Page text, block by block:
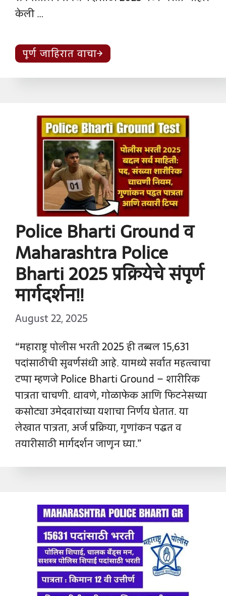
केली …
पूर्ण जाहिरात वाचा
Police Bharti Ground व
Maharashtra Police
Bharti 2025 प्रक्रियेचे संपूर्ण
मार्गदर्शन!!
August 22, 2025
“महाराष्ट्र पोलीस भरती 2025 ही तब्बल 15,631
पदांसाठीची सुवर्णसंधी आहे. यामध्ये सर्वात महत्त्वाचा
टप्पा म्हणजे Police Bharti Ground – शारीरिक
पात्रता चाचणी. धावणे, गोळाफेक आणि फिटनेसच्या
कसोट्या उमेदवारांच्या यशाचा निर्णय घेतात. या
लेखात पात्रता, अर्ज प्रक्रिया, गुणांकन पद्धत व
तयारीसाठी मार्गदर्शन जाणून घ्या.”